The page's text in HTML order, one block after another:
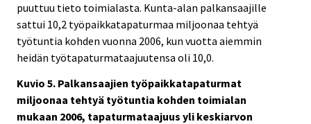
puuttuu tieto toimialasta. Kunta-alan palkansaajille
sattui 10,2 työpaikkatapaturmaa miljoonaa tehtyä
työtuntia kohden vuonna 2006, kun vuotta aiemmin
heidän työtapaturmataajuutensa oli 10,0.
Kuvio 5. Palkansaajien työpaikkatapaturmat
miljoonaa tehtyä työtuntia kohden toimialan
mukaan 2006, tapaturmataajuus yli keskiarvon